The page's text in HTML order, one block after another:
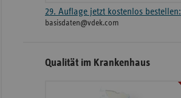
29. Auflage jetzt kostenlos bestellen:
basisdaten@vdek.com
Qualität im Krankenhaus